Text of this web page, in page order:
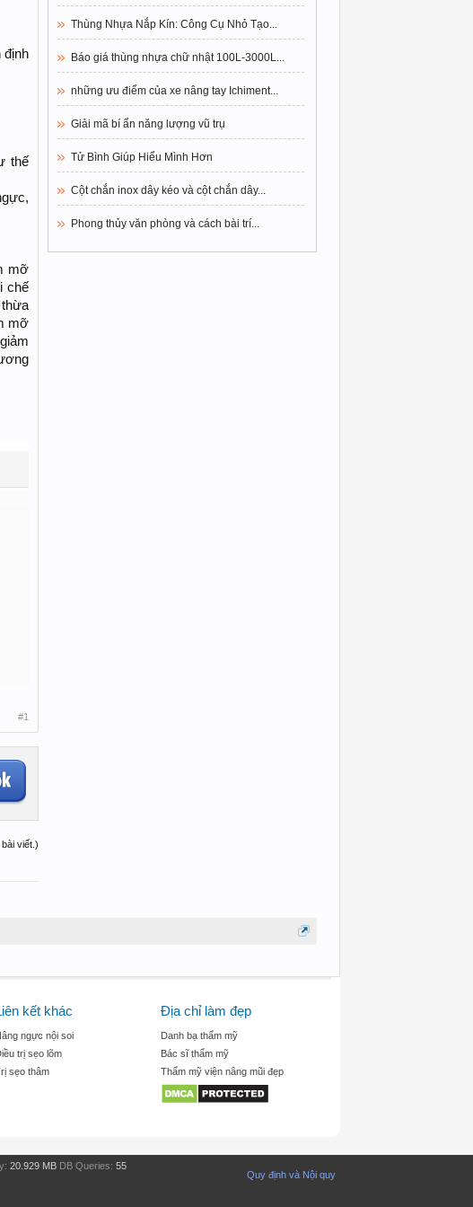
định
thế
mỡ
chế
mỡ
#1
viết.)
Thùng Nhựa Nắp Kín: Công Cụ Nhỏ Tạo...
Báo giá thùng nhựa chữ nhật 100L-3000L...
những ưu điểm của xe nâng tay Ichiment...
Giải mã bí ẩn năng lượng vũ trụ
Tử Bình Giúp Hiểu Mình Hơn
Cột chắn inox dây kéo và cột chắn dây...
Phong thủy văn phòng và cách bài trí...
kết khác
ngực nội soi
trị sẹo lõm
sẹo thâm
Địa chỉ làm đẹp
Danh bạ thẩm mỹ
Bác sĩ thẩm mỹ
Thẩm mỹ viện nâng mũi đẹp
Quy định và Nội quy
20.929 MB DB Queries: 55